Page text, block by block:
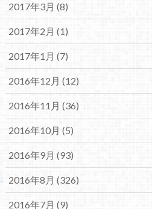
2017年3月 (8)
2017年2月 (1)
2017年1月 (7)
2016年12月 (12)
2016年11月 (36)
2016年10月 (5)
2016年9月 (93)
2016年8月 (326)
2016年7月 (9)